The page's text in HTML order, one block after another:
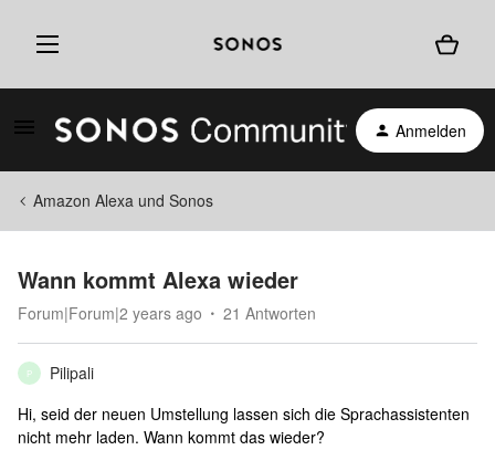
Anmelden
Amazon Alexa und Sonos
Wann kommt Alexa wieder
Forum|Forum|2 years ago 21 Antworten
P
Pilipali
Hi, seid der neuen Umstellung lassen sich die Sprachassistenten
nicht mehr laden. Wann kommt das wieder?